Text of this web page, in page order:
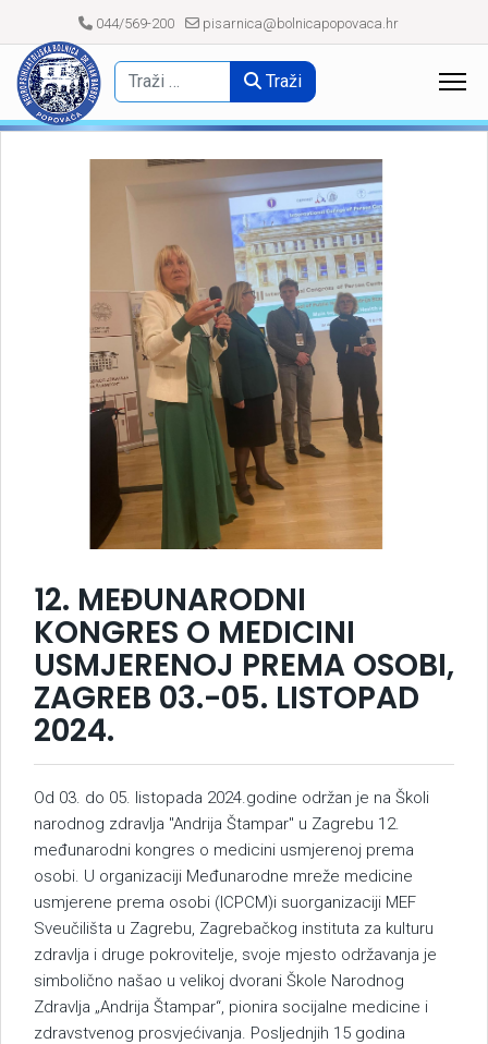
044/569-200 pisarnica@bolnicapopovaca.hr
Traži
12. MEĐUNARODNI
KONGRES O MEDICINI
USMJERENOJ PREMA OSOBI,
ZAGREB 03.-05. LISTOPAD
2024.
Od 03. do 05. listopada 2024.godine održan je na Školi
narodnog zdravlja "Andrija Štampar" u Zagrebu 12.
međunarodni kongres o medicini usmjerenoj prema
osobi. U organizaciji Međunarodne mreže medicine
usmjerene prema osobi (ICPCM)i suorganizaciji MEF
Sveučilišta u Zagrebu, Zagrebačkog instituta za kulturu
zdravlja i druge pokrovitelje, svoje mjesto održavanja je
simbolično našao u velikoj dvorani Škole Narodnog
Zdravlja „Andrija Štampar“, pionira socijalne medicine i
zdravstvenog prosvjećivanja. Posljednjih 15 godina